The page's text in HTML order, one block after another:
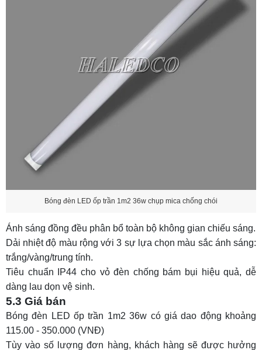
Bóng đèn LED ốp trần 1m2 36w chụp mica chống chói
Ánh sáng đồng đều phân bổ toàn bộ không gian chiếu sáng.
Dải nhiệt độ màu rộng với 3 sự lựa chọn màu sắc ánh sáng:
trắng/vàng/trung tính.
Tiêu chuẩn IP44 cho vỏ đèn chống bám bụi hiệu quả, dễ
dàng lau dọn vệ sinh.
5.3 Giá bán
Bóng đèn LED ốp trần 1m2 36w có giá dao động khoảng
115.00 - 350.000 (VNĐ)
Tùy vào số lượng đơn hàng, khách hàng sẽ được hưởng